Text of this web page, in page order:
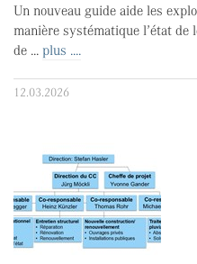
Un nouveau guide aide les
manière systématique l’état
de ... plus ....
12.03.2026